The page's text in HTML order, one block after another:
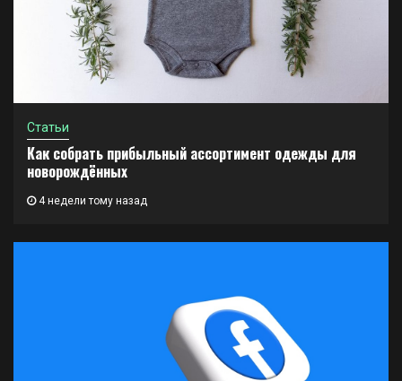
Статьи
Как собрать прибыльный ассортимент одежды для
новорождённых
4 недели тому назад